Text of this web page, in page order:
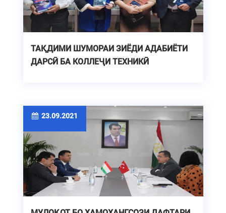
ТАҚДИМИ ШУМОРАИ ЗИЁДИ АДАБИЁТИ
ДАРСӢ БА КОЛЛЕҶИ ТЕХНИКӢ
23.09.2021